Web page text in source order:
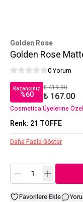
Golden Rose
Golden Rose
0 Yorum
Kazancınız
%60
₺ 419.90
₺ 167.00
Cosmetica Üyelerine
Renk: 21 TOFFE
Daha Fazla Göster
Favorilere Ekle